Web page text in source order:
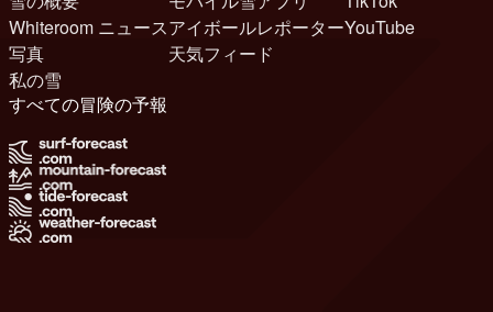
Whiteroom ニュース
写真
私の雪
アイボールレポーター
天気フィード
YouTube
すべての冒険の予報